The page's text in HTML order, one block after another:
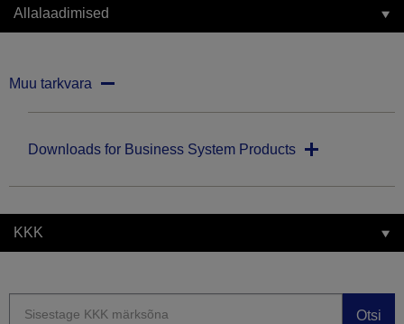
Allalaadimised
Muu tarkvara
Downloads for Business System Products
KKK
Otsi